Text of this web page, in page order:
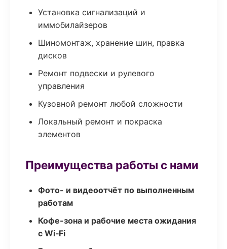
Установка сигнализаций и
иммобилайзеров
Шиномонтаж, хранение шин, правка
дисков
Ремонт подвески и рулевого
управления
Кузовной ремонт любой сложности
Локальный ремонт и покраска
элементов
Преимущества работы с нами
Фото- и видеоотчёт по выполненным
работам
Кофе-зона и рабочие места ожидания
с Wi‑Fi